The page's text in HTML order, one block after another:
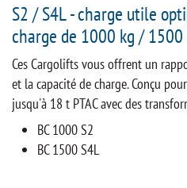
S2 / S4L - charge utile
charge de 1000 kg / 1500
Ces Cargolifts vous offrent un
et la capacité de charge. Conçu
jusqu'à 18 t PTAC avec des
BC 1000 S2
BC 1500 S4L